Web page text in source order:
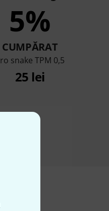
5%
CUMPĂRAT
snake TPM 0,5
25 lei